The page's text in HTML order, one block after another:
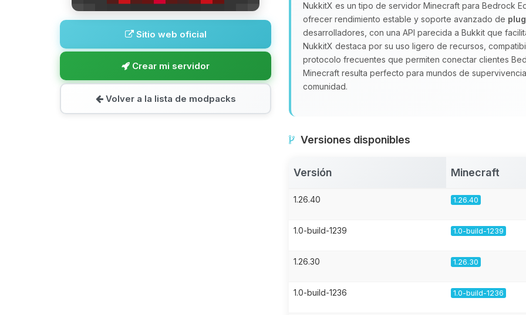
Sitio web oficial
Crear mi servidor
Volver a la lista de modpacks
NukkitX es un tipo de servidor Minecraft para Bedrock
ofrecer rendimiento estable y soporte avanzado de
desarrolladores, con una API parecida a Bukkit que
NukkitX destaca por su uso ligero de recursos,
protocolo frecuentes que permiten conectar clientes
Minecraft resulta perfecto para mundos de
comunidad.
Versiones disponibles
Versión Minecraft
1.26.40 1.26.40
1.0-build-1239 1.0-build-1239
1.26.30 1.26.30
1.0-build-1236 1.0-build-1236